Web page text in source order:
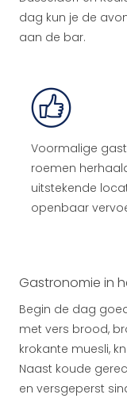
dag kun je de
aan de bar.
Voormalige
roemen
uitstekende
openbaar
Gastronomie in
Begin de dag
met vers brood,
krokante muesli,
Naast koude
en versgeperst